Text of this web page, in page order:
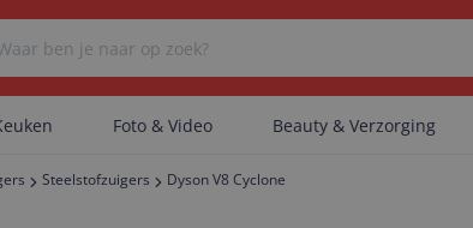
Foto & Video Beauty & Verzorging
Steelstofzuigers Dyson V8 Cyclone